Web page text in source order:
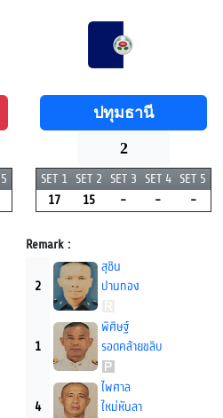
ปทุมธานี
2
SET 1 SET 2 SET 3 SET 4 SET 5
17
15 - - -
Remark :
2
สุชิน
ปานทอง
1
พิศิษฐ์
รอดคล้ายขลิบ
4
ไพศาล
ใหม่หันลา